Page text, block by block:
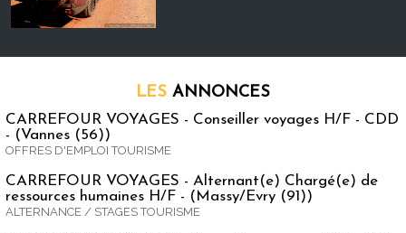
LES ANNONCES
CARREFOUR VOYAGES - Conseiller voyages H/F - CDD
- (Vannes (56))
OFFRES D'EMPLOI TOURISME
CARREFOUR VOYAGES - Alternant(e) Chargé(e) de
ressources humaines H/F - (Massy/Evry (91))
ALTERNANCE / STAGES TOURISME